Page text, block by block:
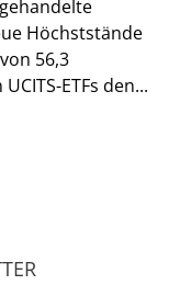
Höchststände
56,3
ETFs den...